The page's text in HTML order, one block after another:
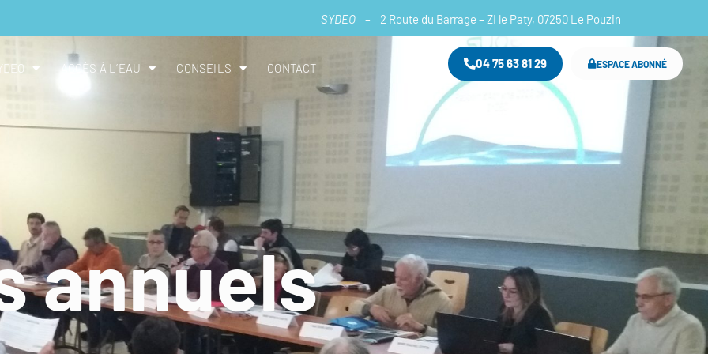
SYDEO – 2 Route du Barrage – ZI le Paty, 07250 Le Pouzin
ACCÈS À L’EAU CONSEILS CONTACT 04 75 63 81 29 ESPACE ABONNÉ
annuels